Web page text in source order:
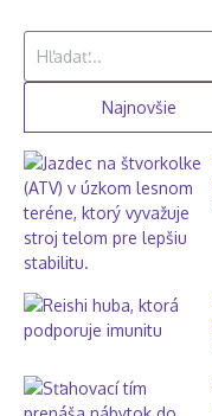
Najnovšie